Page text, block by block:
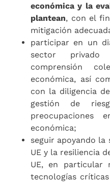
económica y la
plantean, con el
mitigación
participar en un
sector privado
comprensión
económica, así
con la diligencia
gestión de
preocupaciones
económica;
seguir apoyando la
UE y la resiliencia
UE, en particular
tecnologías